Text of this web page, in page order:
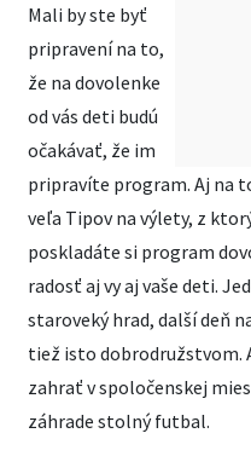
Mali by ste byť
pripravení na to,
že na dovolenke
od vás deti budú
očakávať, že im
pripravíte program. Aj na
veľa Tipov na výlety, z
poskladáte si program
radosť aj vy aj vaše deti.
staroveký hrad, další deň
tiež isto dobrodružstvom.
zahrať v spoločenskej
záhrade stolný futbal.